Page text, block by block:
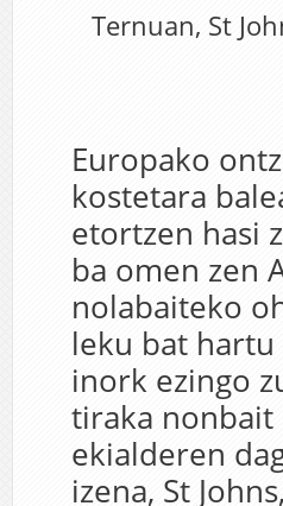
Ternuan, St
Europako
kostetara
etortzen hasi
ba omen zen
nolabaiteko
leku bat hartu
inork ezingo
tiraka
ekialderen
izena, St